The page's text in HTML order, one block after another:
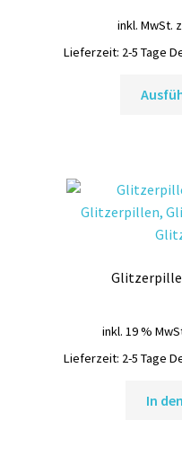
inkl. MwSt.
Lieferzeit: 2-5 Tage
inkl. 19 %
Lieferzeit: 2-5 Tage
In